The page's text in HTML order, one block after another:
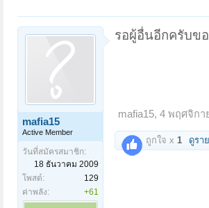
mafia15
Active Member
วันที่สมัครสมาชิก:
18 ธันวาคม 2009
โพสต์:
129
ค่าพลัง:
+61
รอผู้อื่นอีกครับขอ
mafia15, 4 พฤศจิกา
ถูกใจ x 1 ดูรา